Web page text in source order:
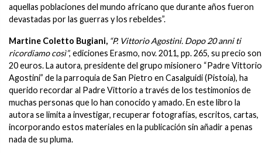
aquellas poblaciones del mundo africano que durante años fueron
devastadas por las guerras y los rebeldes”.
Martine Coletto Bugiani, “P. Vittorio Agostini. Dopo 20 anni ti
ricordiamo così”, ediciones Erasmo, nov. 2011, pp. 265, su precio son
20 euros. La autora, presidente del grupo misionero “Padre Vittorio
Agostini” de la parroquia de San Pietro en Casalguidi (Pistoia), ha
querido recordar al Padre Vittorio a través de los testimonios de
muchas personas que lo han conocido y amado. En este libro la
autora se limita a investigar, recuperar fotografías, escritos, cartas,
incorporando estos materiales en la publicación sin añadir a penas
nada de su pluma.